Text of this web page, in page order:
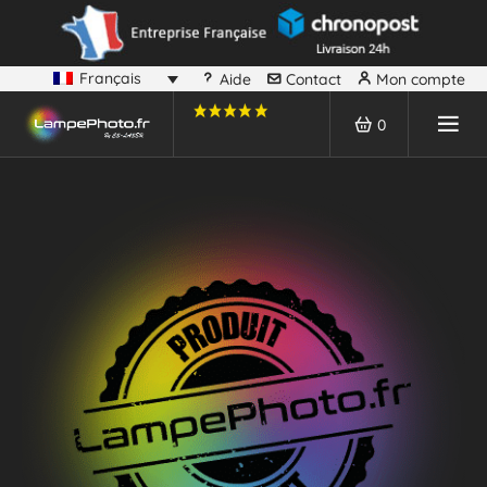
Français Aide Contact Mon compte
0